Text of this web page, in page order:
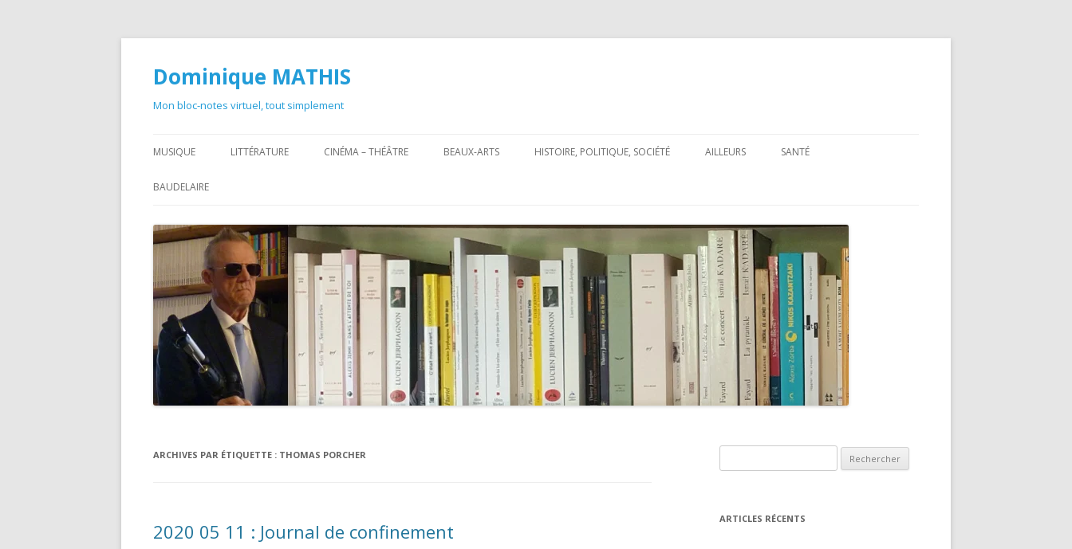
Dominique MATHIS
Mon bloc-notes virtuel, tout simplement
au
contenu
MUSIQUE LITTÉRATURE CINÉMA – THÉÂTRE BEAUX-ARTS HISTOIRE, POLITIQUE, SOCIÉTÉ AILLEURS SANTÉ
SANTÉ : RUBRIQUE LÉGISLATIVE &
RÉGLEMENTAIRE
MON PARCOURS
BAUDELAIRE
ARCHIVES PAR ÉTIQUETTE : THOMAS PORCHER
2020 05 11 : Journal de confinement
ARTICLES RÉCENTS